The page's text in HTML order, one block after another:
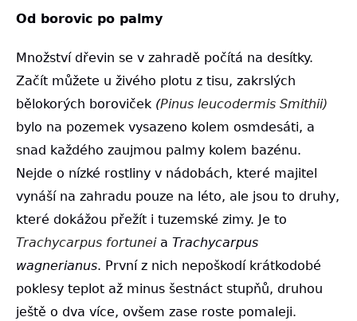
Od borovic po palmy
Množství dřevin se v zahradě počítá na desítky.
Začít můžete u živého plotu z tisu, zakrslých
bělokorých boroviček (Pinus leucodermis Smithii)
bylo na pozemek vysazeno kolem osmdesáti, a
snad každého zaujmou palmy kolem bazénu.
Nejde o nízké rostliny v nádobách, které majitel
vynáší na zahradu pouze na léto, ale jsou to druhy,
které dokážou přežít i tuzemské zimy. Je to
Trachycarpus fortunei a Trachycarpus
wagnerianus. První z nich nepoškodí krátkodobé
poklesy teplot až minus šestnáct stupňů, druhou
ještě o dva více, ovšem zase roste pomaleji.